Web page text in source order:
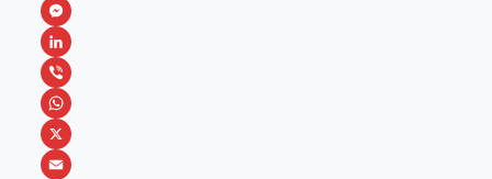
F
a
c
e
b
o
M
e
s
s
e
L
i
n
k
V
i
b
W
h
X